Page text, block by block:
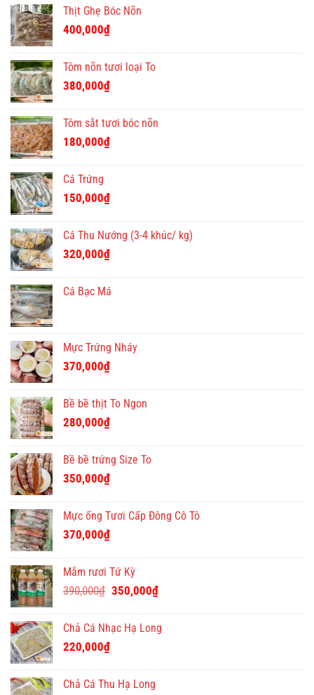
là:
Thịt Ghẹ Bóc Nõn
400,000₫
Tôm nõn tươi loại To
380,000₫
Tôm sắt tươi bóc nõn
180,000₫
Cá Trứng
150,000₫
Cá Thu Nướng (3-4 khúc/ kg)
320,000₫
Cá Bạc Má
Mực Trứng Nháy
370,000₫
Bề bề thịt To Ngon
280,000₫
Bề bề trứng Size To
350,000₫
Mực ống Tươi Cấp Đông Cô Tô
370,000₫
Mắm rươi Tứ Kỳ
390,000₫ Giá
390,000₫.
350,000₫Giá
là:
Chả Cá Nhạc Hạ Long
220,000₫
Chả Cá Thu Hạ Long